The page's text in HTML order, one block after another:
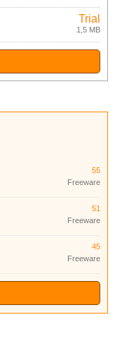
Trial
1,5 MB
55
Freeware
51
Freeware
45
Freeware